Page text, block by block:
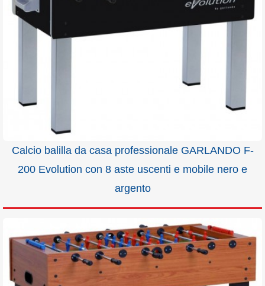
Calcio balilla da casa professionale GARLANDO F-
200 Evolution con 8 aste uscenti e mobile nero e
argento